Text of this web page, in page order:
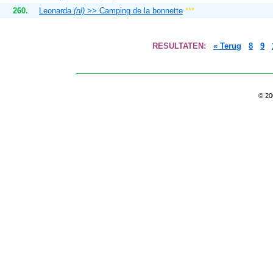
260.
Leonarda (nl) >> Camping de la bonnette ***
RESULTATEN: « Terug 8 9
©